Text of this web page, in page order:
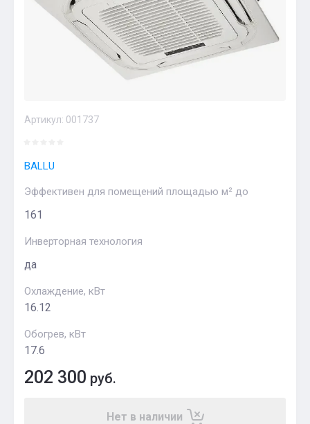
Артикул: 001737
BALLU
Эффективен для помещений площадью м² до
161
Инверторная технология
да
Охлаждение, кВт
16.12
Обогрев, кВт
17.6
202 300 руб.
Нет в наличии